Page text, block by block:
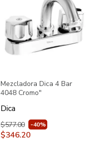
Mezcladora Dica 4 Bar
4048 Cromo"
Dica
$577.00 -40%
$346.20